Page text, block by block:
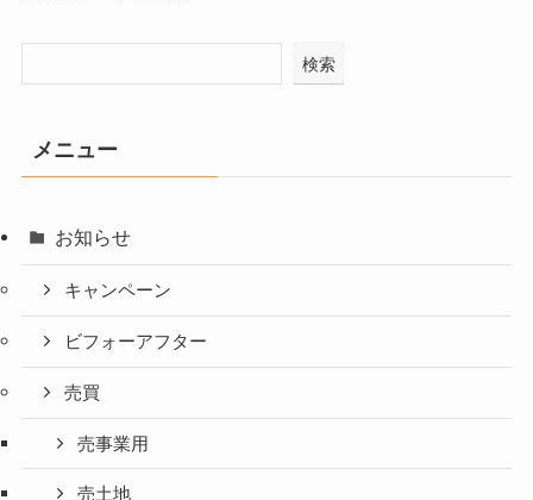
検索
メニュー
お知らせ
キャンペーン
ビフォーアフター
売買
売事業用
売土地